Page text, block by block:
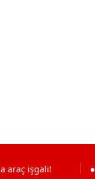
06:15 6